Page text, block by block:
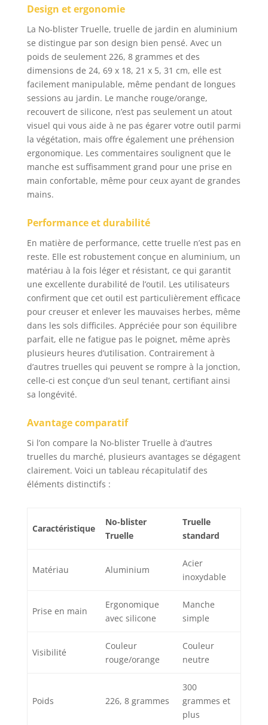
lame mesure 14 x 7,6
cm Léger et durable
Design et ergonomie
La No-blister Truelle, truelle de jardin en aluminium
se distingue par son design bien pensé. Avec un
poids de seulement 226, 8 grammes et des
dimensions de 24, 69 x 18, 21 x 5, 31 cm, elle est
facilement manipulable, même pendant de longues
sessions au jardin. Le manche rouge/orange,
recouvert de silicone, n’est pas seulement un atout
visuel qui vous aide à ne pas égarer votre outil parmi
la végétation, mais offre également une préhension
ergonomique. Les commentaires soulignent que le
manche est suffisamment grand pour une prise en
main confortable, même pour ceux ayant de grandes
mains.
Performance et durabilité
En matière de performance, cette truelle n’est pas en
reste. Elle est robustement conçue en aluminium, un
matériau à la fois léger et résistant, ce qui garantit
une excellente durabilité de l’outil. Les utilisateurs
confirment que cet outil est particulièrement efficace
pour creuser et enlever les mauvaises herbes, même
dans les sols difficiles. Appréciée pour son équilibre
parfait, elle ne fatigue pas le poignet, même après
plusieurs heures d’utilisation. Contrairement à
d’autres truelles qui peuvent se rompre à la jonction,
celle-ci est conçue d’un seul tenant, certifiant ainsi
sa longévité.
Avantage comparatif
Si l’on compare la No-blister Truelle à d’autres
truelles du marché, plusieurs avantages se dégagent
clairement. Voici un tableau récapitulatif des
éléments distinctifs :
Caractéristique
No-blister
Truelle
Truelle
standard
Matériau Aluminium
Acier
inoxydable
Prise en main
Ergonomique
avec silicone
Manche
simple
Visibilité
Couleur
rouge/orange
Couleur
neutre
Poids 226, 8 grammes
300
grammes et
plus